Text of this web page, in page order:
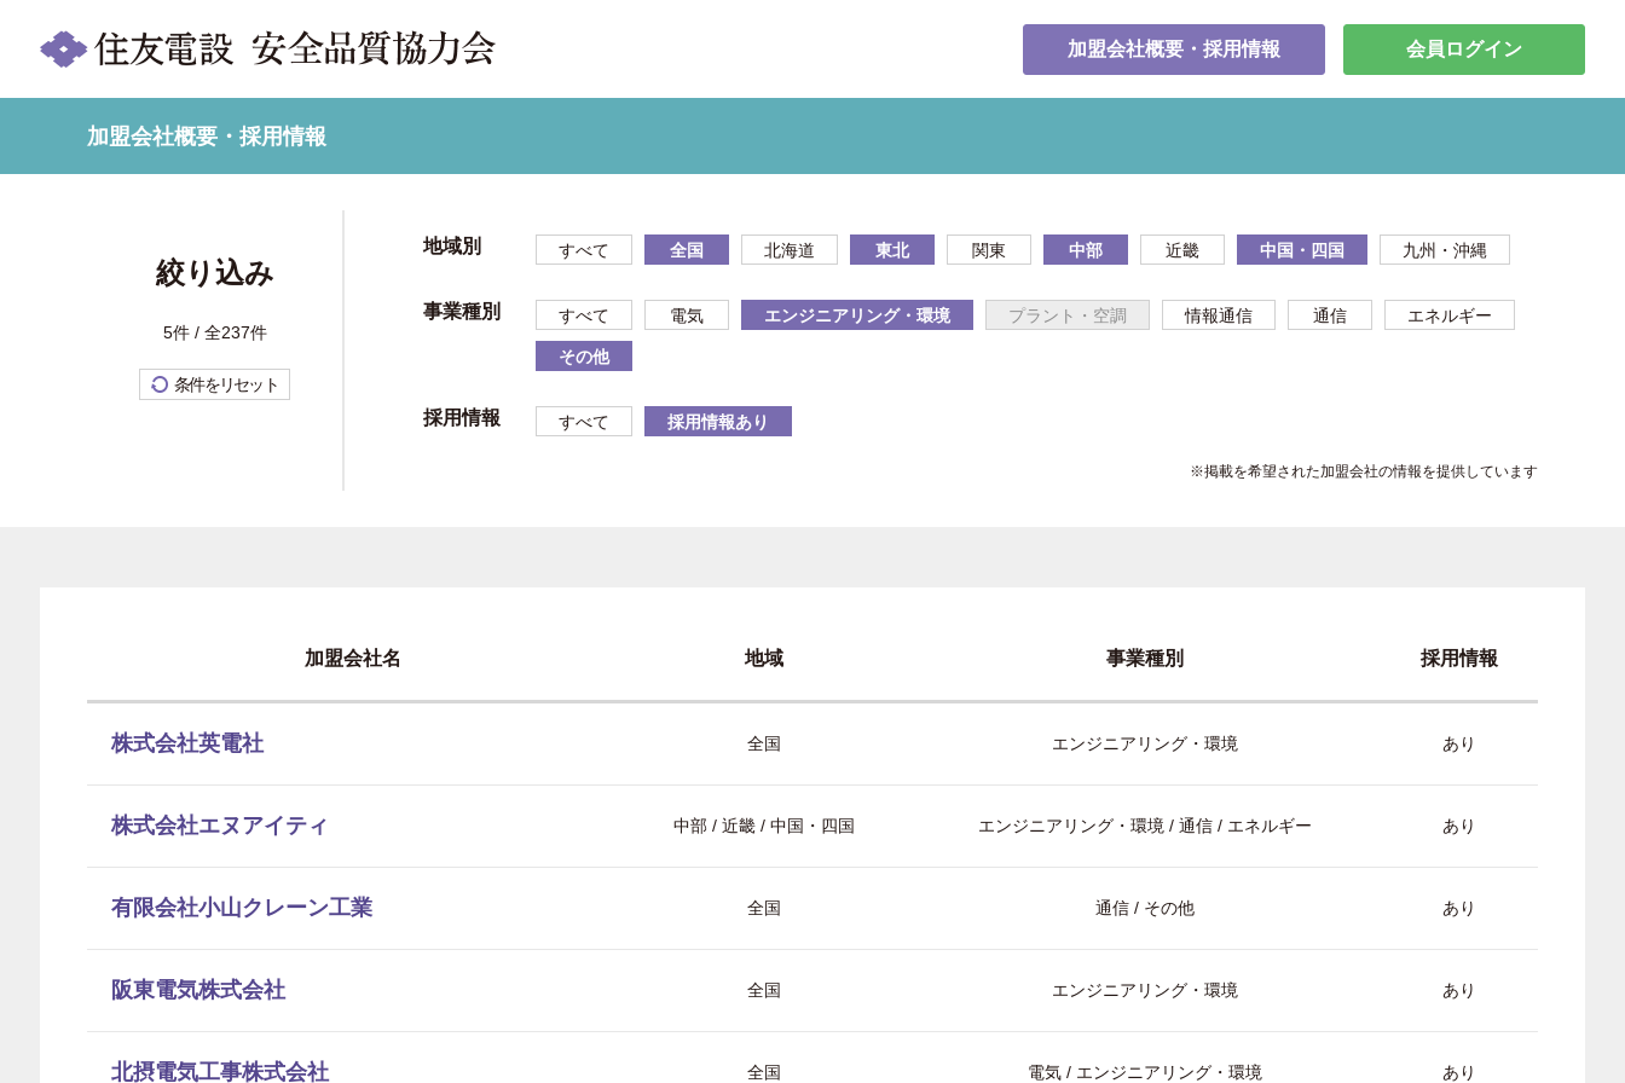
加盟会社概要・採用情報 会員ログイン
加盟会社概要・採用情報
絞り込み
5件 / 全237件
条件をリセット
地域別 すべて 全国 北海道 東北 関東 中部 近畿 中国・四国 九州・沖縄
事業種別 すべて 電気 エンジニアリング・環境 プラント・空調 情報通信 通信 エネルギー
その他
採用情報 すべて 採用情報あり
※掲載を希望された加盟会社の情報を提供しています
加盟会社名 地域 事業種別 採用情報
株式会社英電社 全国 エンジニアリング・環境 あり
株式会社エヌアイティ 中部 / 近畿 / 中国・四国 エンジニアリング・環境 / 通信 / エネルギー あり
有限会社小山クレーン工業 全国 通信 / その他 あり
阪東電気株式会社 全国 エンジニアリング・環境 あり
北摂電気工事株式会社 全国 電気 / エンジニアリング・環境 あり